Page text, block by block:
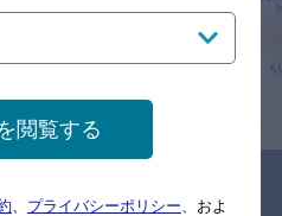
くださいますようお願い申し上げま
閲覧する
プライバシーポリシー 、およ